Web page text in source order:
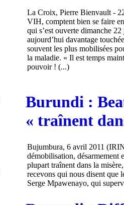
La Croix, Pierre Bienvault -
VIH, comptent bien se faire
qui s’est ouverte dimanche
aujourd’hui davantage
souvent les plus mobilisées
la maladie. « Il est temps
pouvoir ! (...)
Burundi :
« traînent
Bujumbura, 6 avril 2011
démobilisation, désarmement
plupart traînent dans la
recevons qui nous disent que
Serge Mpawenayo, qui